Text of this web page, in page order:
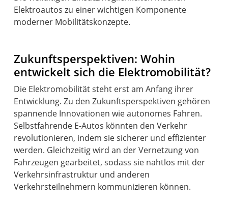
Elektroautos zu einer wichtigen Komponente
moderner Mobilitätskonzepte.
Zukunftsperspektiven: Wohin
entwickelt sich die Elektromobilität?
Die Elektromobilität steht erst am Anfang ihrer
Entwicklung. Zu den Zukunftsperspektiven gehören
spannende Innovationen wie autonomes Fahren.
Selbstfahrende E-Autos könnten den Verkehr
revolutionieren, indem sie sicherer und effizienter
werden. Gleichzeitig wird an der Vernetzung von
Fahrzeugen gearbeitet, sodass sie nahtlos mit der
Verkehrsinfrastruktur und anderen
Verkehrsteilnehmern kommunizieren können.